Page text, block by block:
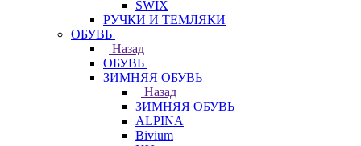
SWIX
РУЧКИ И ТЕМЛЯКИ
ОБУВЬ
Назад
ОБУВЬ
ЗИМНЯЯ ОБУВЬ
Назад
ЗИМНЯЯ ОБУВЬ
ALPINA
Bivium